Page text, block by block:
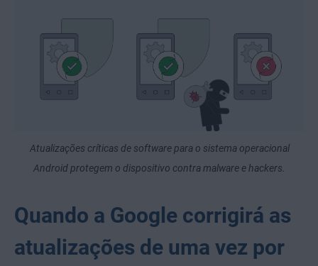
Atualizações críticas de software para o sistema operacional
Android protegem o dispositivo contra malware e hackers.
Quando a Google corrigirá as
atualizações de uma vez por